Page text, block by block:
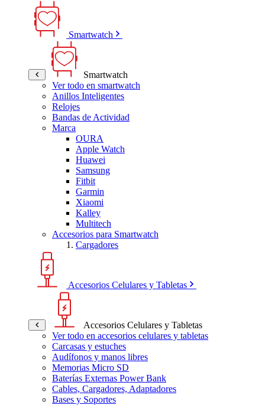
Smartwatch
Smartwatch
Ver todo en smartwatch
Anillos Inteligentes
Relojes
Bandas de Actividad
Marca
OURA
Apple Watch
Huawei
Samsung
Fitbit
Garmin
Xiaomi
Kalley
Multitech
Accesorios para Smartwatch
Cargadores
Accesorios Celulares y Tabletas
Accesorios Celulares y Tabletas
Ver todo en accesorios celulares y tabletas
Carcasas y estuches
Audífonos y manos libres
Memorias Micro SD
Baterías Externas Power Bank
Cables, Cargadores, Adaptadores
Bases y Soportes